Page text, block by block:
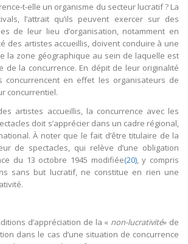
t-elle un organisme du secteur lucratif ? La
l’attrait qu’ils peuvent exercer sur des
de leur lieu d’organisation, notamment en
des artistes accueillis, doivent conduire à une
la zone géographique au sein de laquelle est
de la concurrence. En dépit de leur originalité
concurrencent en effet les organisateurs de
concurrentiel.
artistes accueillis, la concurrence avec les
doit s’apprécier dans un cadre régional,
À noter que le fait d’être titulaire de la
de spectacles, qui relève d’une obligation
du 13 octobre 1945 modifiée(20), y compris
sans but lucratif, ne constitue en rien une
d’appréciation de la « non-lucrativité» de
dans le cas d’une situation de concurrence